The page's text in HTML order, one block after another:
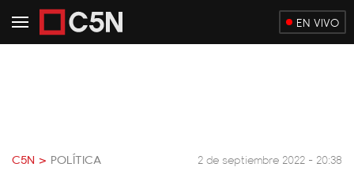
EN VIVO
C5N > POLÍTICA 2 de septiembre 2022 - 20:38